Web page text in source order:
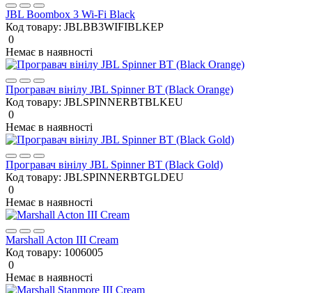
JBL Boombox 3 Wi-Fi Black
Код товару: JBLBB3WIFIBLKEP
0
Немає в наявності
Програвач вінілу JBL Spinner BT (Black Orange)
Код товару: JBLSPINNERBTBLKEU
0
Немає в наявності
Програвач вінілу JBL Spinner BT (Black Gold)
Код товару: JBLSPINNERBTGLDEU
0
Немає в наявності
Marshall Acton III Cream
Код товару: 1006005
0
Немає в наявності